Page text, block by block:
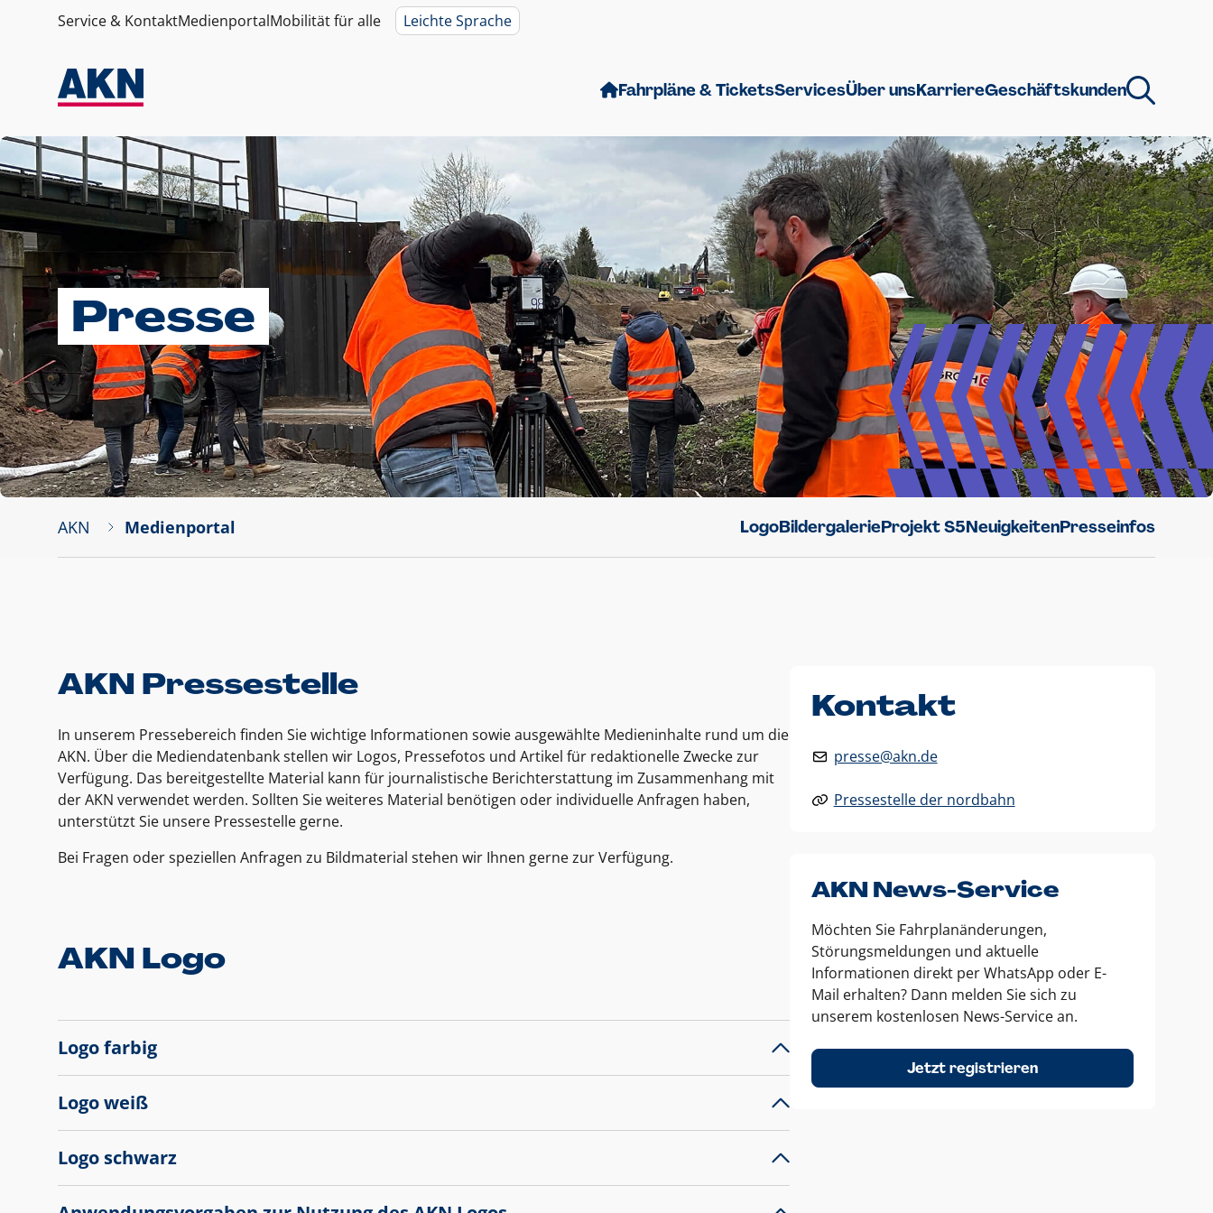
Service & KontaktMedienportalMobilität für alle Leichte Sprache
Fahrpläne & TicketsServicesÜber unsKarriereGeschäftskunden
Presse
AKN Medienportal LogoBildergalerieProjekt S5NeuigkeitenPresseinfos
AKN Pressestelle
In unserem Pressebereich finden Sie wichtige Informationen sowie ausgewählte Medieninhalte rund um die
AKN. Über die Mediendatenbank stellen wir Logos, Pressefotos und Artikel für redaktionelle Zwecke zur
Verfügung. Das bereitgestellte Material kann für journalistische Berichterstattung im Zusammenhang mit
der AKN verwendet werden. Sollten Sie weiteres Material benötigen oder individuelle Anfragen haben,
unterstützt Sie unsere Pressestelle gerne.
Bei Fragen oder speziellen Anfragen zu Bildmaterial stehen wir Ihnen gerne zur Verfügung.
AKN Logo
Logo farbig
Logo weiß
Logo schwarz
Kontakt
presse@akn.de
Pressestelle der nordbahn
AKN News-Service
Möchten Sie Fahrplanänderungen,
Störungsmeldungen und aktuelle
Informationen direkt per WhatsApp oder E-
Mail erhalten? Dann melden Sie sich zu
unserem kostenlosen News-Service an.
Jetzt registrieren